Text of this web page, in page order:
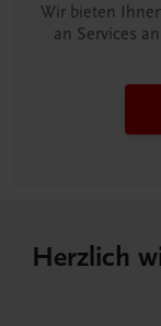
Wir bieten
an Services
Herzlich